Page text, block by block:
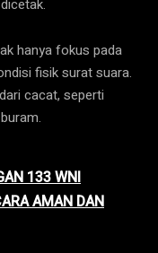
hanya fokus pada
fisik surat suara.
cacat, seperti
133 WNI
AMAN DAN